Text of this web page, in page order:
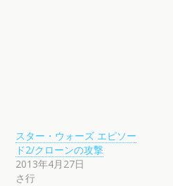
スター・ウォーズ エピソー
ド2/クローンの攻撃
2013年4月27日
さ行